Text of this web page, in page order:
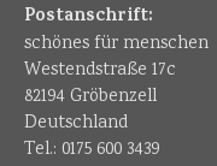
Postanschrift:
schönes für menschen
Westendstraße 17c
82194 Gröbenzell
Deutschland
Tel.: 0175 600 3439